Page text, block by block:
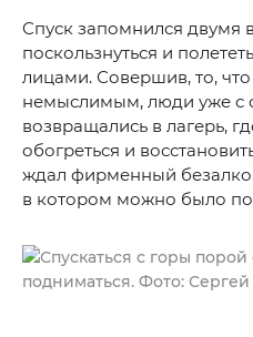
Спуск запомнился
поскользнуться и
лицами. Совершив, то,
немыслимым, люди уже с
возвращались в лагерь,
обогреться и
ждал фирменный
в котором можно было